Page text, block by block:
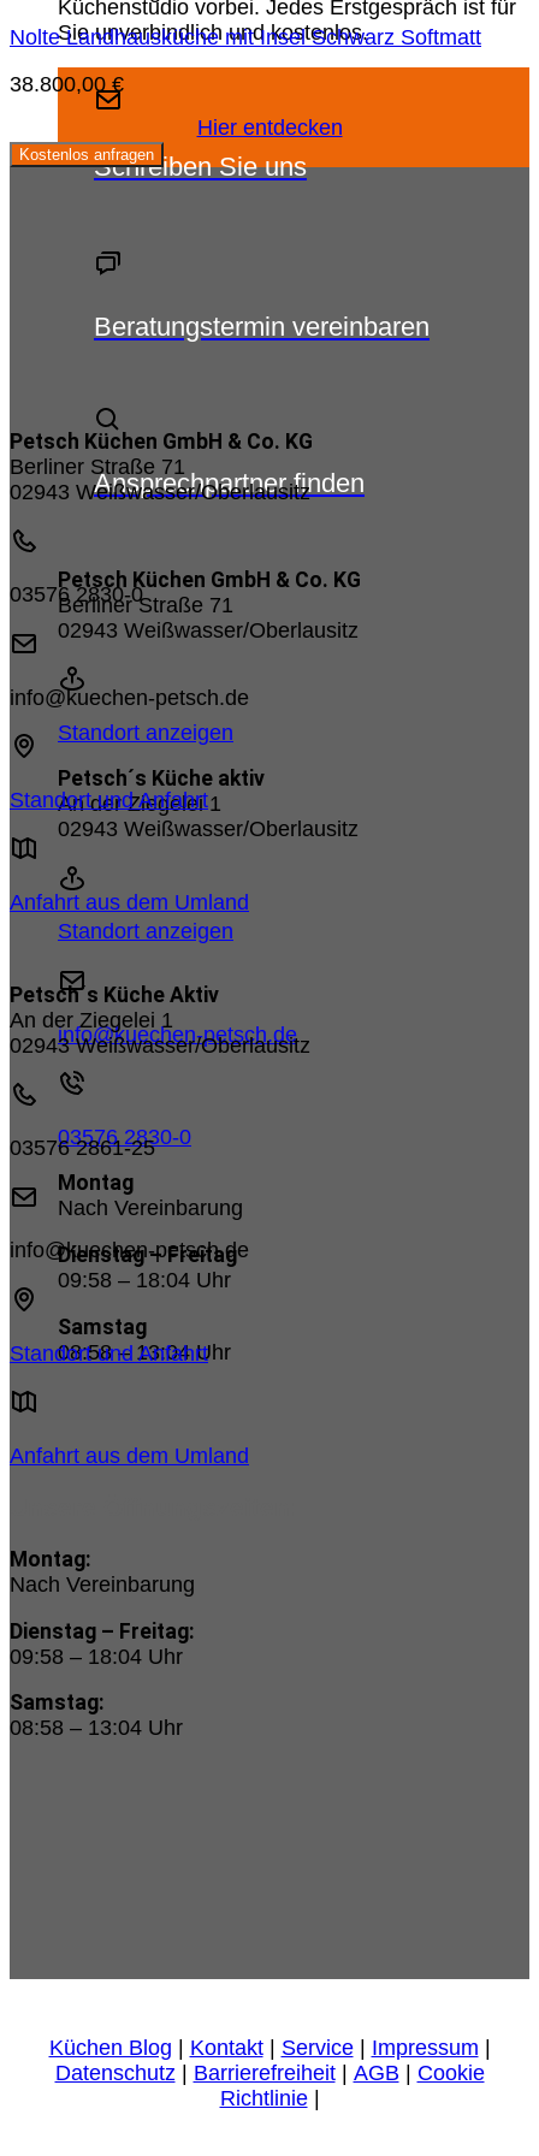
Küchenstudio vorbei. Jedes Erstgespräch ist für
Sie unverbindlich und kostenlos.
Schreiben Sie uns
Beratungstermin vereinbaren
Ansprechpartner finden
Petsch Küchen GmbH & Co. KG
Berliner Straße 71
02943 Weißwasser/Oberlausitz
Standort anzeigen
Petsch´s Küche aktiv
An der Ziegelei 1
02943 Weißwasser/Oberlausitz
Standort anzeigen
info@kuechen-petsch.de
03576 2830-0
Montag
Nach Vereinbarung
Dienstag – Freitag
09:58 – 18:04 Uhr
Samstag
08:58 – 13:04 Uhr
Nolte Landhausküche mit Insel Schwarz Softmatt
38.800,00 €
Hier entdecken
Kostenlos anfragen
Petsch Küchen GmbH & Co. KG
Berliner Straße 71
02943 Weißwasser/Oberlausitz
03576 2830-0
info@kuechen-petsch.de
Standort und Anfahrt
Anfahrt aus dem Umland
Petsch´s Küche Aktiv
An der Ziegelei 1
02943 Weißwasser/Oberlausitz
03576 2861-25
info@kuechen-petsch.de
Standort und Anfahrt
Anfahrt aus dem Umland
Montag:
Nach Vereinbarung
Dienstag – Freitag:
09:58 – 18:04 Uhr
Samstag:
08:58 – 13:04 Uhr
Küchen Blog Kontakt| Service| Impressum
Datenschutz| Barrierefreiheit| AGB
Cookie
Richtlinie|